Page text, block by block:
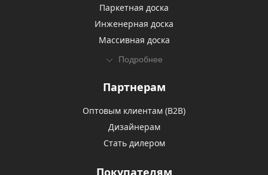
Паркетная доска
Инженерная доска
Массивная доска
Подробнее
Партнерам
Оптовым клиентам (В2В)
Дизайнерам
Стать дилером